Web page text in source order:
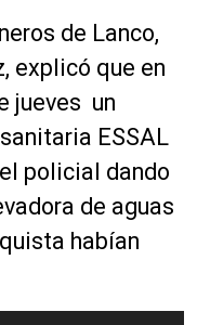
de Lanco,
explicó que en
jueves un
ESSAL
policial dando
de aguas
habían